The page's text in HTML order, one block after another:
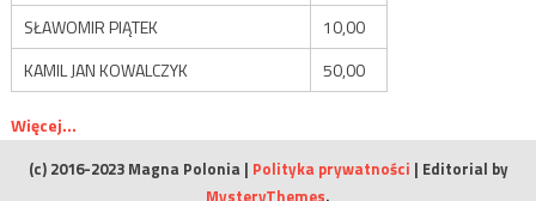
SŁAWOMIR PIĄTEK
10,00
KAMIL JAN KOWALCZYK
50,00
Więcej...
(c) 2016-2023 Magna Polonia | Polityka prywatności | Editorial by